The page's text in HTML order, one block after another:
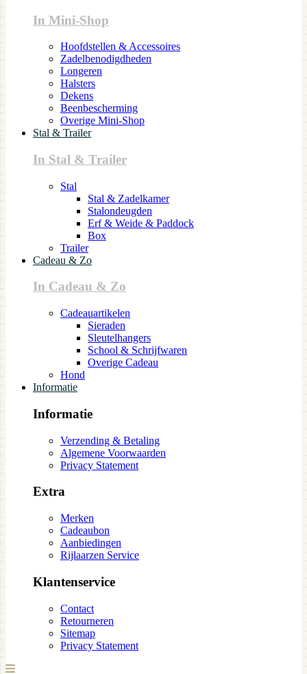
In Mini-Shop
Hoofdstellen & Accessoires
Zadelbenodigdheden
Longeren
Halsters
Dekens
Beenbescherming
Overige Mini-Shop
Stal & Trailer
In Stal & Trailer
Stal
Stal & Zadelkamer
Stalondeugden
Erf & Weide & Paddock
Box
Trailer
Cadeau & Zo
In Cadeau & Zo
Cadeauartikelen
Sieraden
Sleutelhangers
School & Schrijfwaren
Overige Cadeau
Hond
Informatie
Informatie
Verzending & Betaling
Algemene Voorwaarden
Privacy Statement
Extra
Merken
Cadeaubon
Aanbiedingen
Rijlaarzen Service
Klantenservice
Contact
Retourneren
Sitemap
Privacy Statement